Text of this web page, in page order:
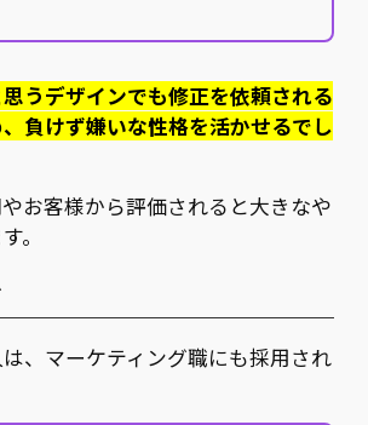
うデザインでも修正を依頼される
負けず嫌いな性格を活かせるでし
お客様から評価されると大きなや
。
、マーケティング職にも採用され